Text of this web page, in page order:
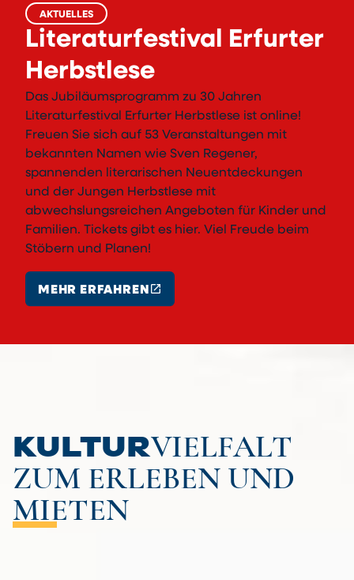
AKTUELLES
Literaturfestival Erfurter
Herbstlese
Das Jubiläumsprogramm zu 30 Jahren
Literaturfestival Erfurter Herbstlese ist online!
Freuen Sie sich auf 53 Veranstaltungen mit
bekannten Namen wie Sven Regener,
spannenden literarischen Neuentdeckungen
und der Jungen Herbstlese mit
abwechslungsreichen Angeboten für Kinder und
Familien. Tickets gibt es hier. Viel Freude beim
Stöbern und Planen!
MEHR ERFAHREN open_in_new
KULTUR­VIELFALT
ZUM ERLEBEN UND
MIETEN